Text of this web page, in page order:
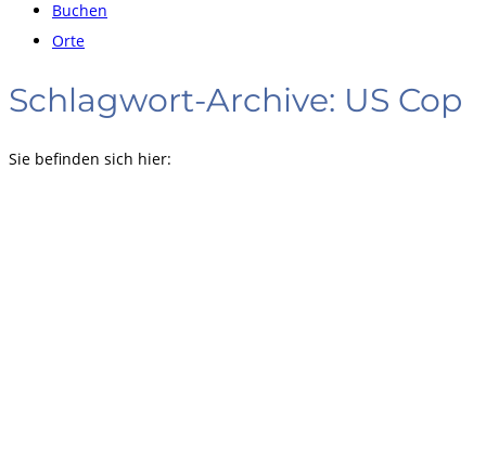
Buchen
Orte
Schlagwort-Archive: US Cop
Sie befinden sich hier: